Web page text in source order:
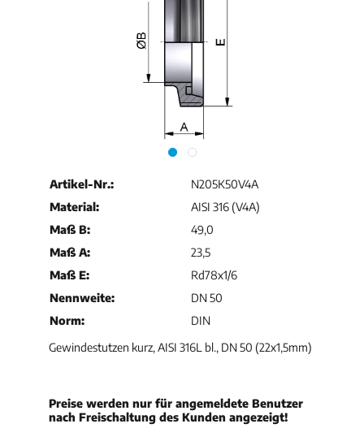
Artikel-Nr.:
N205K50V4A
Material:
AISI 316 (V4A)
Maß B:
49,0
Maß A:
23,5
Maß E:
Rd78x1/6
Nennweite:
DN 50
Norm:
DIN
Gewindestutzen kurz, AISI 316L bl., DN 50 (22x1,5mm)
Preise werden nur für angemeldete Benutzer
nach Freischaltung des Kunden angezeigt!